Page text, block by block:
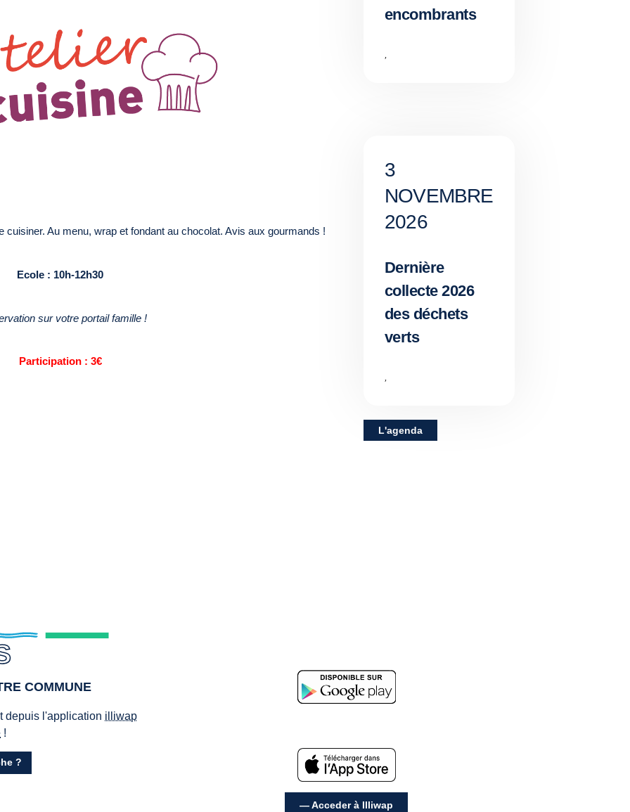
cuisiner. Au menu, wrap et fondant au chocolat. Avis aux gourmands !
Ecole : 10h-12h30
sur votre portail famille !
Participation : 3€
encombrants
,
3
NOVEMBRE
2026
Dernière
collecte 2026
des déchets
verts
,
L'agenda
COMMUNE
depuis l'application illiwap
!
?
— Acceder à Illiwap